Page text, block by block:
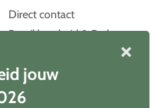
Direct contact
Bereikbaarheid & Parkeren
jouw